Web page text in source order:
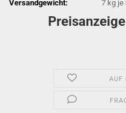
Versandgewicht:
7 kg je
AUF